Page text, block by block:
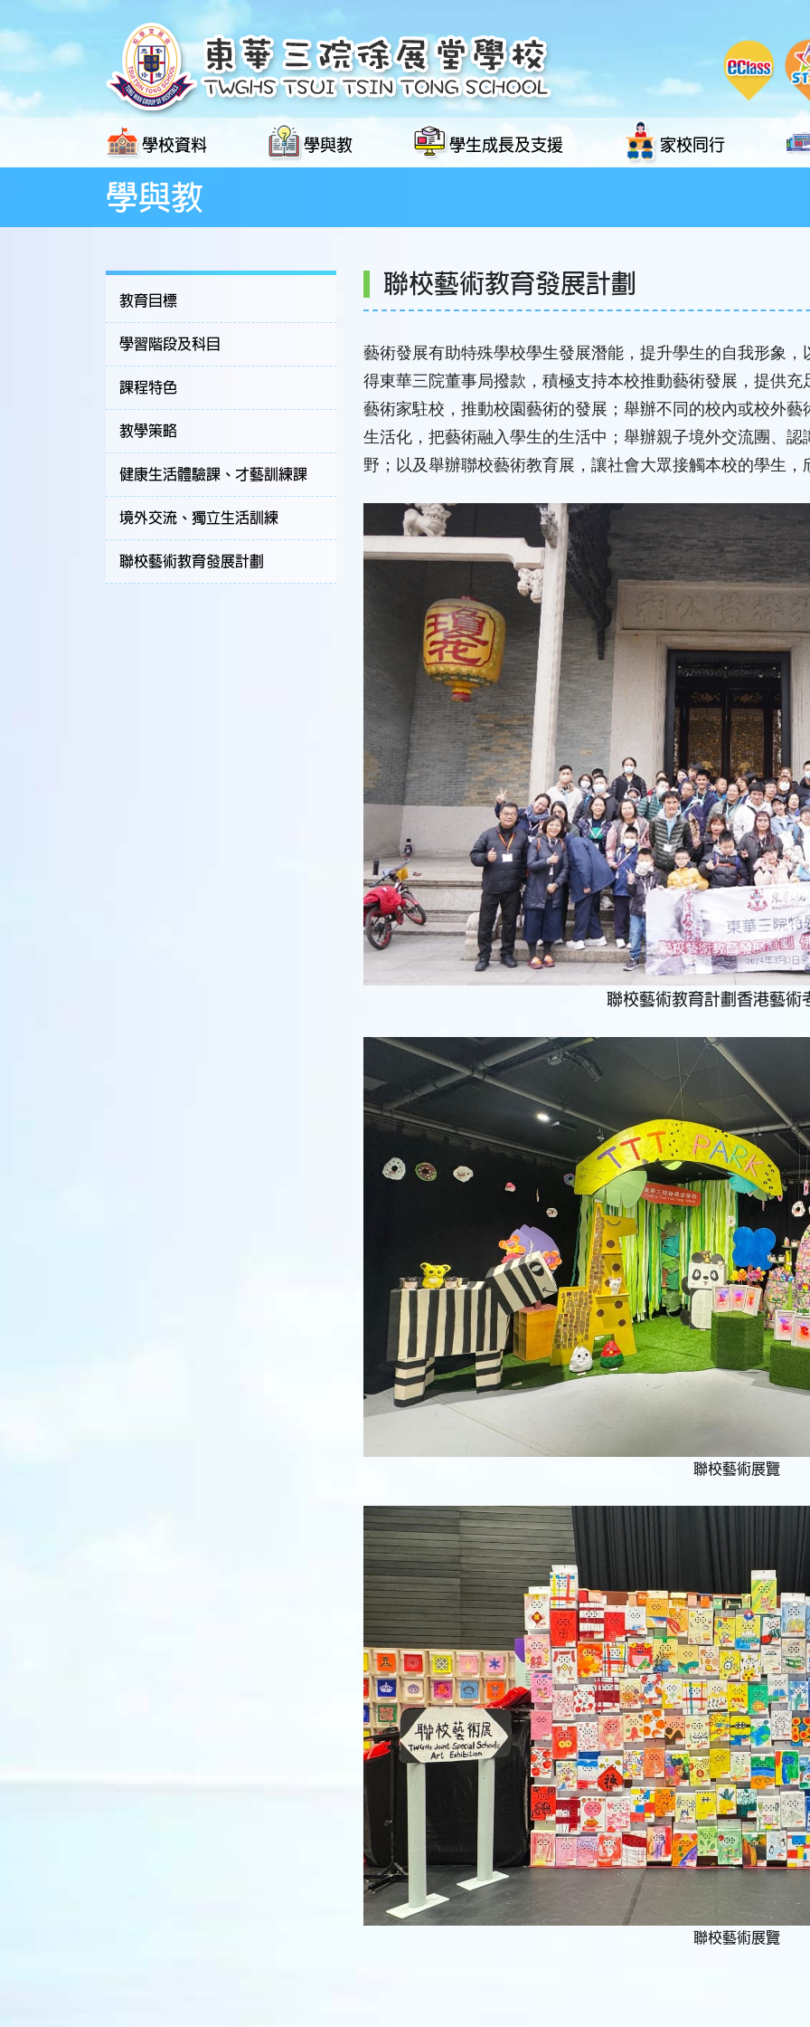
學校資料 學與教 學生成長及支援 家校同行
學與教
教育目標
學習階段及科目
課程特色
教學策略
健康生活體驗課、才藝訓練課
境外交流、獨立生活訓練
聯校藝術教育發展計劃
聯校藝術教育發展計劃
藝術發展有助特殊學校學生發展潛能，提升學生的自我形象
得東華三院董事局撥款，積極支持本校推動藝術發展，提供
藝術家駐校，推動校園藝術的發展；舉辦不同的校內或校外
生活化，把藝術融入學生的生活中；舉辦親子境外交流團、
野；以及舉辦聯校藝術教育展，讓社會大眾接觸本校的學生，
聯校藝術教育計劃香港藝術
聯校藝術展覽
聯校藝術展覽